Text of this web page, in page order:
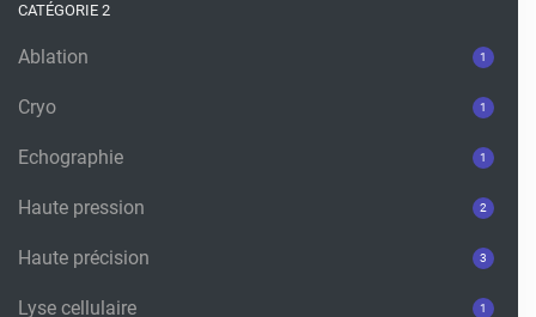
CATÉGORIE 2
Ablation 1
Cryo 1
Echographie 1
Haute pression 2
Haute précision 3
Lyse cellulaire 1